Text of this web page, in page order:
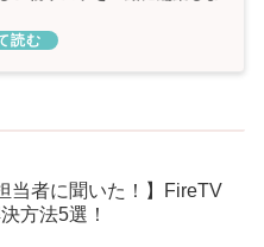
当者に聞いた！】FireTV
方法5選！